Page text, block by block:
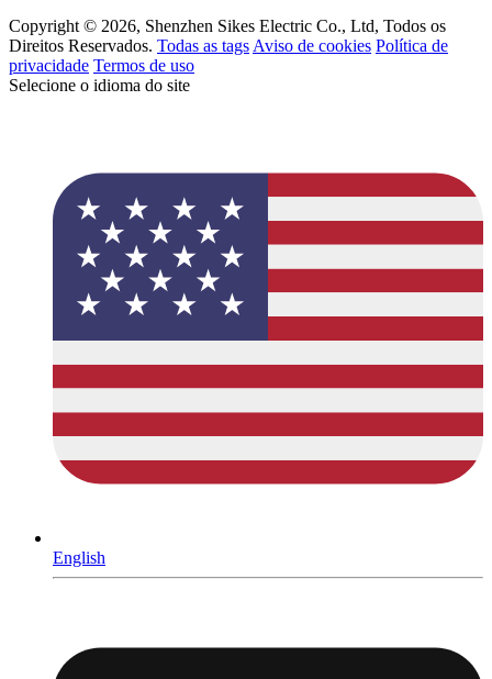
Copyright © 2026, Shenzhen Sikes Electric Co., Ltd, Todos os
Direitos Reservados. Todas as tags Aviso de cookies Política de
privacidade Termos de uso
Selecione o idioma do site
English